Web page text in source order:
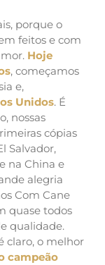
porque o
feitos e com
Hoje
, começamos
e,
Unidos. É
nossas
cópias
Salvador,
na China e
alegria
Com Cane
quase todos
qualidade.
claro, o melhor
campeão